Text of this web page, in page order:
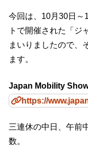
今回は、10月30日～
トで開催された「ジ
まいりましたので、
ます。
Japan Mobility
https://
三連休の中日、午前
数。